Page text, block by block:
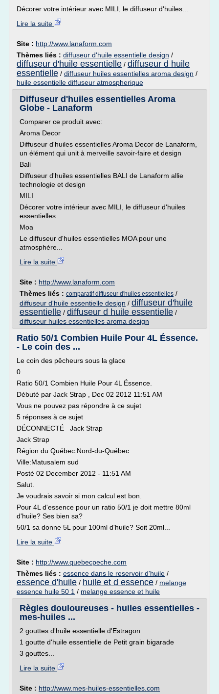
Décorer votre intérieur avec MILI, le diffuseur d'huiles...
Lire la suite
Site : http://www.lanaform.com
Thèmes liés : diffuseur d'huile essentielle design /
diffuseur d'huile essentielle / diffuseur d huile
essentielle / diffuseur huiles essentielles aroma design /
huile essentielle diffuseur atmospherique
Diffuseur d'huiles essentielles Aroma
Globe - Lanaform
Comparer ce produit avec:
Aroma Decor
Diffuseur d'huiles essentielles Aroma Decor de Lanaform,
un élément qui unit à merveille savoir-faire et design
Bali
Diffuseur d'huiles essentielles BALI de Lanaform allie
technologie et design
MILI
Décorer votre intérieur avec MILI, le diffuseur d'huiles
essentielles.
Moa
Le diffuseur d'huiles essentielles MOA pour une
atmosphère...
Lire la suite
Site : http://www.lanaform.com
Thèmes liés : comparatif diffuseur d'huiles essentielles /
diffuseur d'huile essentielle design / diffuseur d'huile
essentielle / diffuseur d huile essentielle /
diffuseur huiles essentielles aroma design
Ratio 50/1 Combien Huile Pour 4L Éssence.
- Le coin des ...
Le coin des pêcheurs sous la glace
0
Ratio 50/1 Combien Huile Pour 4L Éssence.
Débuté par Jack Strap , Dec 02 2012 11:51 AM
Vous ne pouvez pas répondre à ce sujet
5 réponses à ce sujet
DÉCONNECTÉ Jack Strap
Jack Strap
Région du Québec:Nord-du-Québec
Ville:Matusalem sud
Posté 02 December 2012 - 11:51 AM
Salut.
Je voudrais savoir si mon calcul est bon.
Pour 4L d'essence pour un ratio 50/1 je doit mettre 80ml
d'huile? Ses bien sa?
50/1 sa donne 5L pour 100ml d'huile? Soit 20ml...
Lire la suite
Site : http://www.quebecpeche.com
Thèmes liés : essence dans le reservoir d'huile /
essence d'huile / huile et d essence / melange
essence huile 50 1 / melange essence et huile
Règles douloureuses - huiles essentielles -
mes-huiles ...
2 gouttes d'huile essentielle d'Estragon
1 goutte d'huile essentielle de Petit grain bigarade
3 gouttes...
Lire la suite
Site : http://www.mes-huiles-essentielles.com